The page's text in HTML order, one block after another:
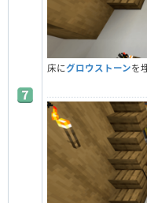
床にグロウストーンを